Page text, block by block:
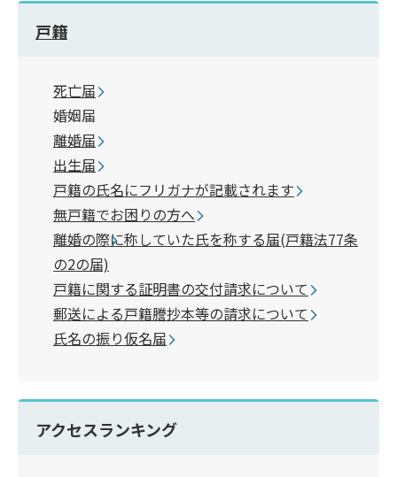
戸籍
死亡届
婚姻届
離婚届
出生届
戸籍の氏名にフリガナが記載されます
無戸籍でお困りの方へ
離婚の際に称していた氏を称する届(戸籍法77条
の2の届)
戸籍に関する証明書の交付請求について
郵送による戸籍謄抄本等の請求について
氏名の振り仮名届
アクセスランキング